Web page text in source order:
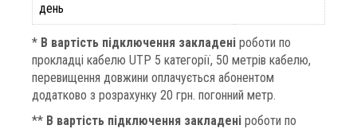
день
* В вартість підключення закладені роботи по
прокладці кабелю UTP 5 категорії, 50 метрів кабелю,
перевищення довжини оплачується абонентом
додатково з розрахунку 20 грн. погонний метр.
** В вартість підключення закладені роботи по